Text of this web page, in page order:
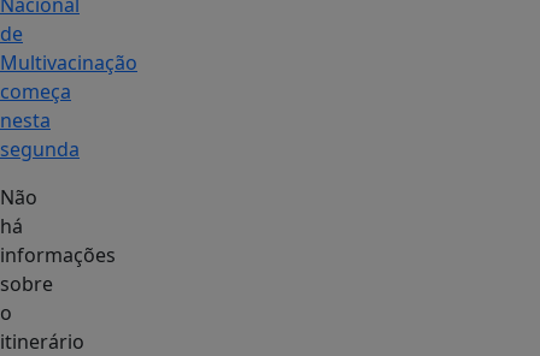
de
Multivacinação
começa
nesta
segunda
Não
há
informações
sobre
o
itinerário